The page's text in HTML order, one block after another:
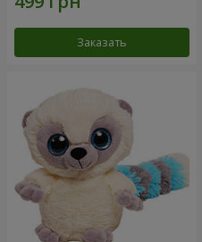
Заказать